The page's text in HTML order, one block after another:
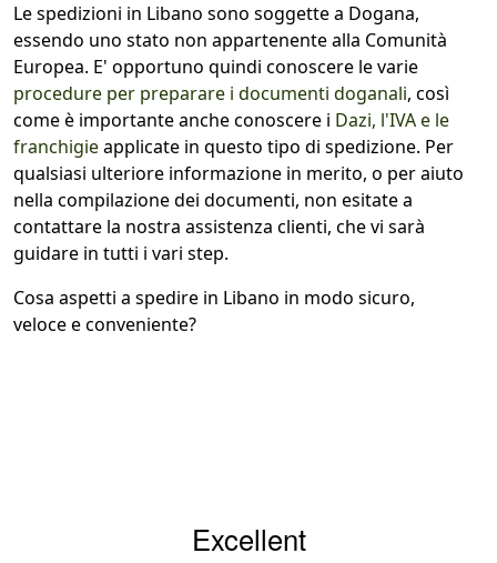
Le spedizioni in Libano sono soggette a Dogana,
essendo uno stato non appartenente alla Comunità
Europea. E' opportuno quindi conoscere le varie
procedure per preparare i documenti doganali, così
come è importante anche conoscere i Dazi, l'IVA e le
franchigieapplicate in questo tipo di spedizione. Per
qualsiasi ulteriore informazione in merito, o per aiuto
nella compilazione dei documenti, non esitate a
contattare la nostra assistenza clienti, che vi sarà
guidare in tutti i vari step.
Cosa aspetti a spedire in Libano in modo sicuro,
veloce e conveniente?
Excellent